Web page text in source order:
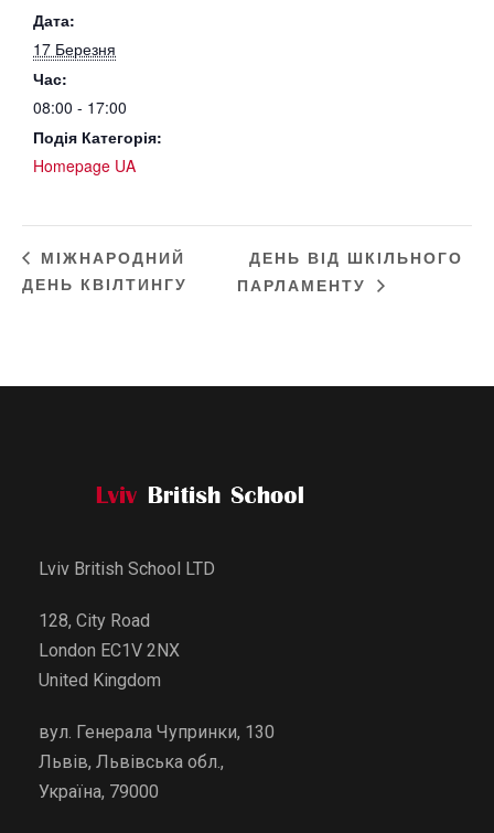
Дата:
17 Березня
Час:
08:00 - 17:00
Подія Категорія:
Homepage UA
МІЖНАРОДНИЙ
ДЕНЬ КВІЛТИНГУ
ДЕНЬ ВІД ШКІЛЬНОГО
ПАРЛАМЕНТУ
Lviv British School LTD
128, City Road
London EC1V 2NX
United Kingdom
вул. Генерала Чупринки, 130
Львів, Львівська обл.,
Україна, 79000